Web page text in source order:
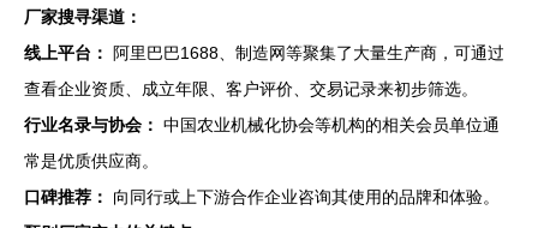
厂家搜寻渠道：
线上平台：
阿里巴巴1688、制造网等聚集了大量生产商，可通过
查看企业资质、成立年限、客户评价、交易记录来初步筛选。
行业名录与协会： 中国农业机械化协会等机构的相关会员单位通
常是优质供应商。
口碑推荐：
向同行或上下游合作企业咨询其使用的品牌和体验。